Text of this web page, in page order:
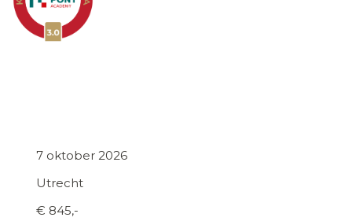
7 oktober 2026
Utrecht
€ 845,-